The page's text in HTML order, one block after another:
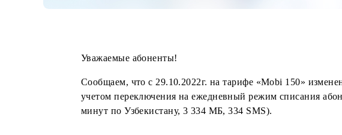
Уважаемые абоненты!
Сообщаем, что с 29.10.2022г. на тарифе «Mobi